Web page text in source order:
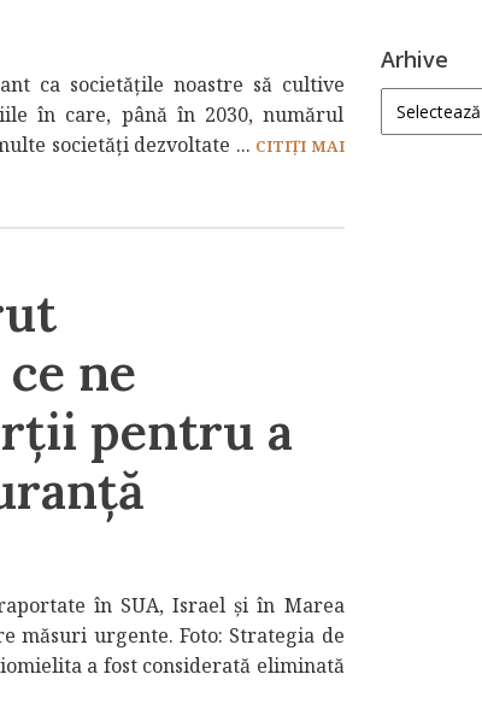
ca societățile noastre să cultive
în care, până în 2030, numărul
societăți dezvoltate ... CITIȚI MAI
ne
pentru a
în SUA, Israel și în Marea
măsuri urgente. Foto: Strategia de
a fost considerată eliminată
Arhive
Arhive